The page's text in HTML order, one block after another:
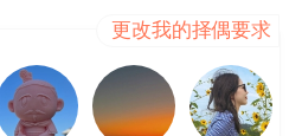
更改我的择偶要求